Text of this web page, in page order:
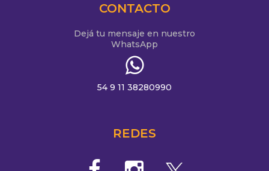
CONTACTO
Dejá tu mensaje en nuestro
WhatsApp
54 9 11 38280990
REDES